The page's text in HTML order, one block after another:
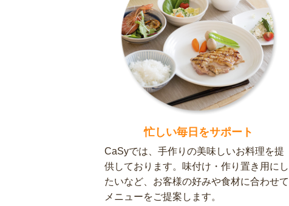
忙しい毎日をサポート
CaSyでは、手作りの美味しいお料理を提
供しております。味付け・作り置き用にし
たいなど、お客様の好みや食材に合わせて
メニューをご提案します。